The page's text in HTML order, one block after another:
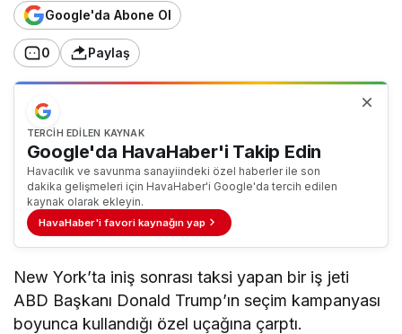
Google'da Abone Ol
0 Paylaş
TERCIH EDILEN KAYNAK
Google'da HavaHaber'i Takip Edin
Havacılık ve savunma sanayiindeki özel haberler ile son
dakika gelişmeleri için HavaHaber'i Google'da tercih edilen
kaynak olarak ekleyin.
HavaHaber'i favori kaynağın yap
New York’ta iniş sonrası taksi yapan bir iş jeti
ABD Başkanı Donald Trump’ın seçim kampanyası
boyunca kullandığı özel uçağına çarptı.